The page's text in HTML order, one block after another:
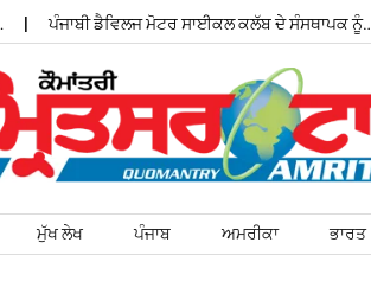
ਪੰਜਾਬੀ ਡੈਵਿਲਜ ਮੋਟਰ ਸਾਈਕਲ ਕਲੱਬ ਦੇ ਸੰਸਥਾਪਕ ਨੂੰ…
ਮੁੱਖ ਲੇਖ ਪੰਜਾਬ ਅਮਰੀਕਾ ਭਾਰਤ